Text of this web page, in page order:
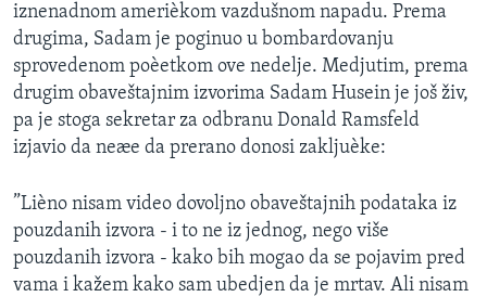
iznenadnom amerièkom vazdušnom napadu. Prema
drugima, Sadam je poginuo u bombardovanju
sprovedenom poèetkom ove nedelje. Medjutim, prema
drugim obaveštajnim izvorima Sadam Husein je još živ,
pa je stoga sekretar za odbranu Donald Ramsfeld
izjavio da neæe da prerano donosi zakljuèke:
”Lièno nisam video dovoljno obaveštajnih podataka iz
pouzdanih izvora - i to ne iz jednog, nego više
pouzdanih izvora - kako bih mogao da se pojavim pred
vama i kažem kako sam ubedjen da je mrtav. Ali nisam